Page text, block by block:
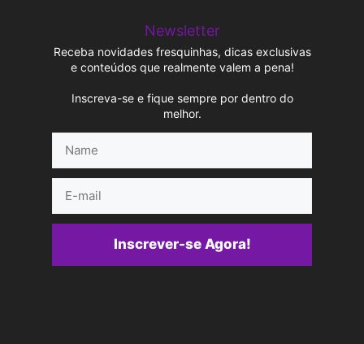
Newsletter
Receba novidades fresquinhas, dicas exclusivas
e conteúdos que realmente valem a pena!
Inscreva-se e fique sempre por dentro do
melhor.
mail
Inscrever-se Agora!